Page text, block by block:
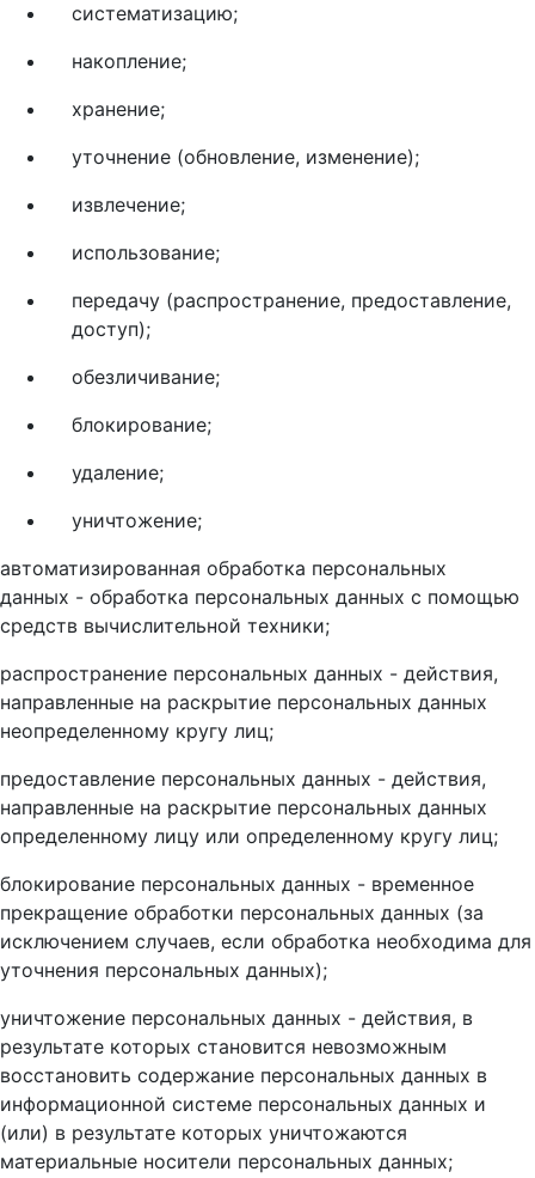
систематизацию;
накопление;
хранение;
уточнение (обновление, изменение);
извлечение;
использование;
передачу (распространение, предоставление,
доступ);
обезличивание;
блокирование;
удаление;
уничтожение;
автоматизированная обработка персональных
данных - обработка персональных данных с помощью
средств вычислительной техники;
распространение персональных данных - действия,
направленные на раскрытие персональных данных
неопределенному кругу лиц;
предоставление персональных данных - действия,
направленные на раскрытие персональных данных
определенному лицу или определенному кругу лиц;
блокирование персональных данных - временное
прекращение обработки персональных данных (за
исключением случаев, если обработка необходима для
уточнения персональных данных);
уничтожение персональных данных - действия, в
результате которых становится невозможным
восстановить содержание персональных данных в
информационной системе персональных данных и
(или) в результате которых уничтожаются
материальные носители персональных данных;